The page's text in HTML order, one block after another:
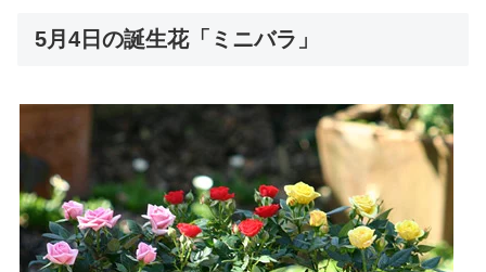
5月4日の誕生花「ミニバラ」